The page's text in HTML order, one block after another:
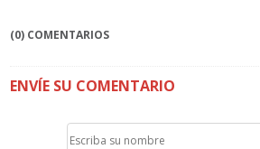
(0) COMENTARIOS
ENVÍE SU COMENTARIO